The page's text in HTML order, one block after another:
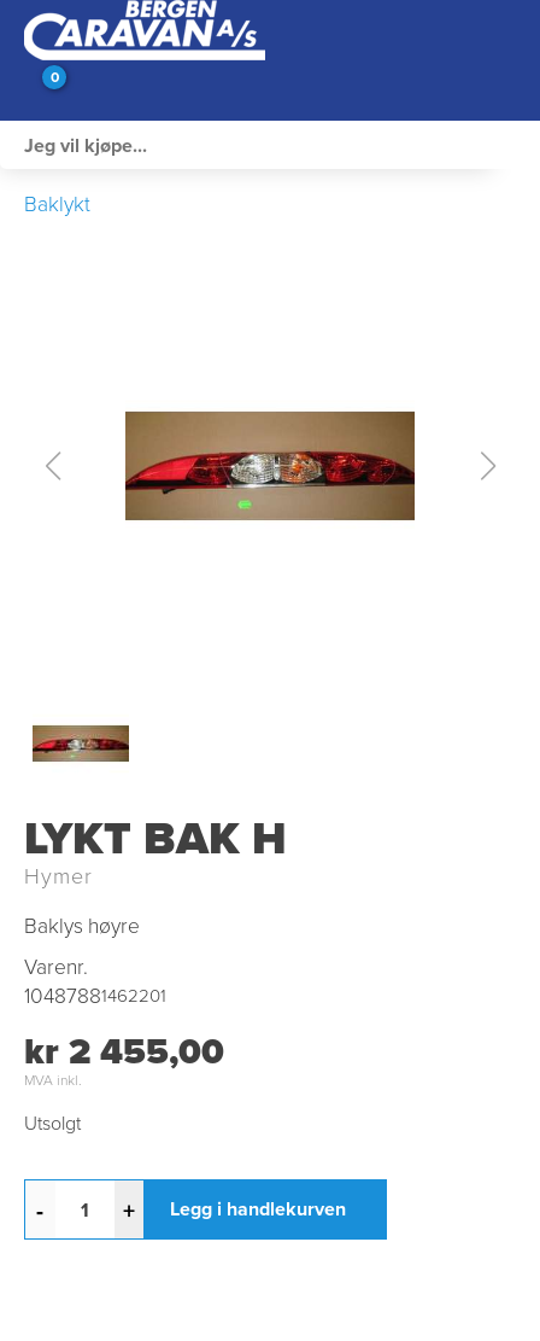
0
Rengjøring & Vedlikehold
Baklykt
LYKT BAK H
Hymer
Baklys høyre
Varenr.
10487881462201
kr 2 455,00
MVA inkl.
Utsolgt
- + Legg i handlekurven